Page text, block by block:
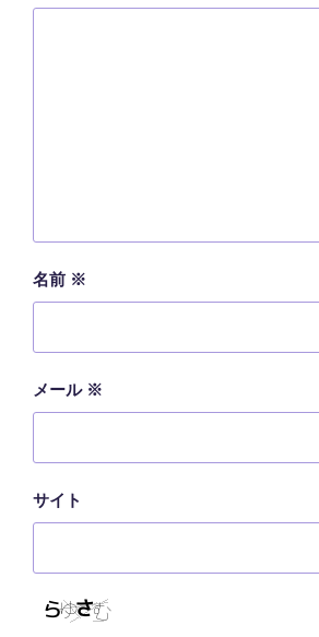
名前 ※
メール ※
サイト